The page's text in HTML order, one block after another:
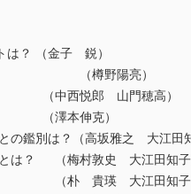
は？ （金子 鋭）
─（1） （樽野陽亮）
） （中西悦郎 山門穂高）
） （澤本伸克）
の鑑別は？（高坂雅之 大江田
とは？ （梅村敦史 大江田知子
は？ （朴 貴瑛 大江田知子